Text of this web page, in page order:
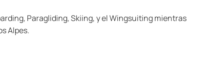
Paragliding, Skiing, y el Wingsuiting mientras
Alpes.